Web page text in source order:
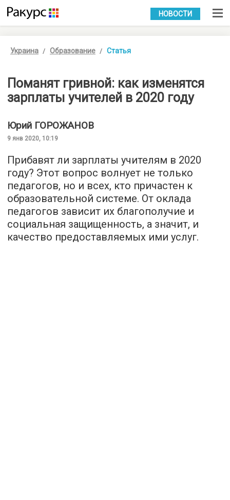
УКР РУС
НОВОСТИ
Украина Образование Статья
Поманят гривной: как изменятся
зарплаты учителей в 2020 году
Юрий ГОРОЖАНОВ
9 янв 2020, 10:19
Прибавят ли зарплаты учителям в 2020
году? Этот вопрос волнует не только
педагогов, но и всех, кто причастен к
образовательной системе. От оклада
педагогов зависит их благополучие и
социальная защищенность, а значит, и
качество предоставляемых ими услуг.